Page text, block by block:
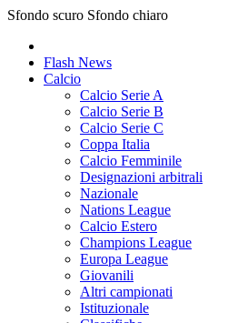
Sfondo scuro Sfondo chiaro
Flash News
Calcio
Calcio Serie A
Calcio Serie B
Calcio Serie C
Coppa Italia
Calcio Femminile
Designazioni arbitrali
Nazionale
Nations League
Calcio Estero
Champions League
Europa League
Giovanili
Altri campionati
Istituzionale